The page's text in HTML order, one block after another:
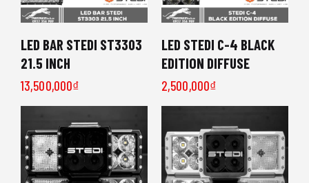
LED BAR STEDI ST3303
21.5 INCH
13,500,000₫
LED STEDI C-4 BLACK
EDITION DIFFUSE
2,500,000₫